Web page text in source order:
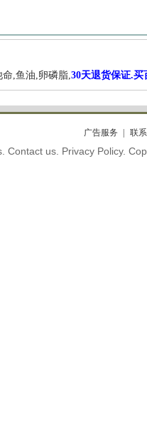
,鱼油,卵磷脂,30天退货保证.买
广告服务 联
Contact us. Privacy Policy.